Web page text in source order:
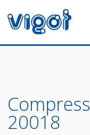
20018